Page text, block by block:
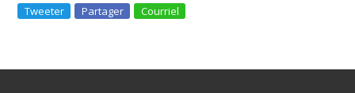
Tweeter Partager Courriel